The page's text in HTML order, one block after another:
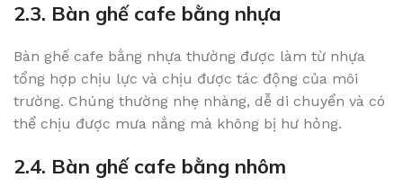
2.3. Bàn ghế cafe bằng nhựa
Bàn ghế cafe bằng nhựa thường được làm từ nhựa
tổng hợp chịu lực và chịu được tác động của môi
trường. Chúng thường nhẹ nhàng, dễ di chuyển và có
thể chịu được mưa nắng mà không bị hư hỏng.
2.4. Bàn ghế cafe bằng nhôm